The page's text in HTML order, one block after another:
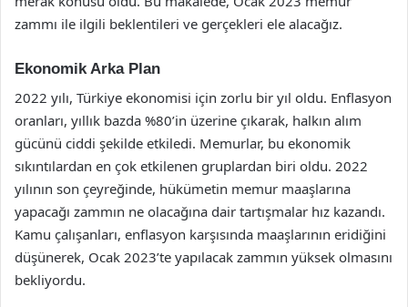
zammı ile ilgili beklentileri ve gerçekleri ele alacağız.
Ekonomik Arka Plan
2022 yılı, Türkiye ekonomisi için zorlu bir yıl oldu. Enflasyon
oranları, yıllık bazda %80’in üzerine çıkarak, halkın alım
gücünü ciddi şekilde etkiledi. Memurlar, bu ekonomik
sıkıntılardan en çok etkilenen gruplardan biri oldu. 2022
yılının son çeyreğinde, hükümetin memur maaşlarına
yapacağı zammın ne olacağına dair tartışmalar hız kazandı.
Kamu çalışanları, enflasyon karşısında maaşlarının eridiğini
düşünerek, Ocak 2023’te yapılacak zammın yüksek olmasını
bekliyordu.